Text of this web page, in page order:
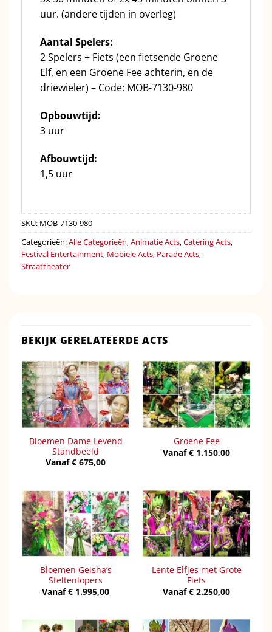
uur. (andere tijden in overleg)
Aantal Spelers:
2 Spelers + Fiets (een fietsende Groene
Elf, en een Groene Fee achterin, en de
driewieler) – Code: MOB-7130-980
Opbouwtijd:
3 uur
Afbouwtijd:
1,5 uur
SKU: MOB-7130-980
Categorieën:Alle Categorieën,Animatie Acts,Catering Acts,
Festival Entertainment, Mobiele Acts, Parade Acts,
Straattheater
BEKIJK GERELATEERDE ACTS
Bloemen Dame Levend
Standbeeld
Vanaf€ 675,00
Groene Fee
Vanaf€ 1.150,00
Bloemen Geisha’s
Steltenlopers
Vanaf€ 1.995,00
Lente Elfjes met Grote
Fiets
Vanaf€ 2.250,00